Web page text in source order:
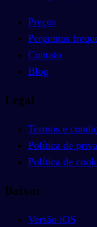
Preços
Perguntas
Contato
Blog
Legal
Termos e
Política de
Política de
Baixar
Versão iOS